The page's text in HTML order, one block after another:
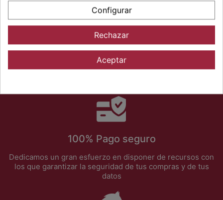
Atención al detalle
En Sport Hípic nos gusta cuidar a nuestros clientes, y por
ello estaremos encantados de ayudarte a resolver todas tus
100% Pago seguro
Dedicamos un gran esfuerzo en disponer de recursos con
los que garantizar la seguridad de tus compras y de tus
datos
Configurar
Rechazar
Aceptar